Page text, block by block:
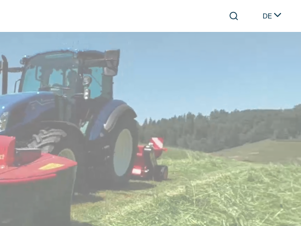
Search DE
Select